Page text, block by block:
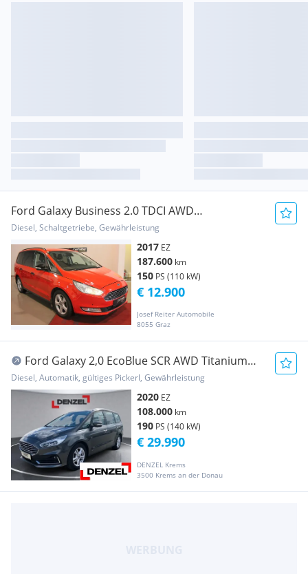
Ford Galaxy Business 2.0 TDCI AWD
NAVI/Lenkradhzg
Diesel, Schaltgetriebe, Gewährleistung
2017 EZ
187.600 km
150 PS (110 kW)
Josef Reiter Automobile
8055 Graz
€ 12.900
Ford Galaxy 2,0 EcoBlue SCR AWD Titanium
Aut.
Diesel, Automatik, gültiges Pickerl, Gewährleistung
2020 EZ
108.000 km
190 PS (140 kW)
DENZEL Krems
3500 Krems an der Donau
€ 29.990